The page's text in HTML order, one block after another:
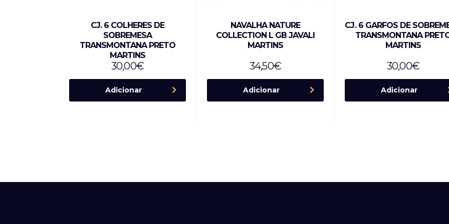
CJ. 6 COLHERES DE
SOBREMESA
TRANSMONTANA PRETO
MARTINS
30,00€
Adicionar
NAVALHA NATURE
COLLECTION L GB JAVALI
MARTINS
34,50€
Adicionar
CJ. 6 GARFOS DE
TRANSMONTANA
MARTINS
30,00€
Adicionar